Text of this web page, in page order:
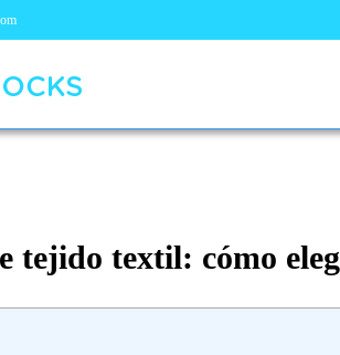
tejido textil: cómo